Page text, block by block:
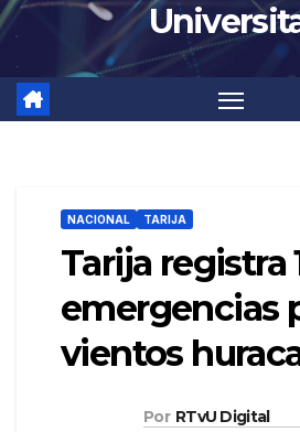
NACIONAL TARIJA
Tarija registra
emergencias
vientos
Por RTvU Digital